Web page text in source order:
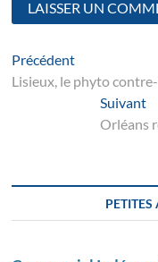
Navigation
de
PrécédentArticle
suivant
Lisieux, le phyto
Suivant
Orléans